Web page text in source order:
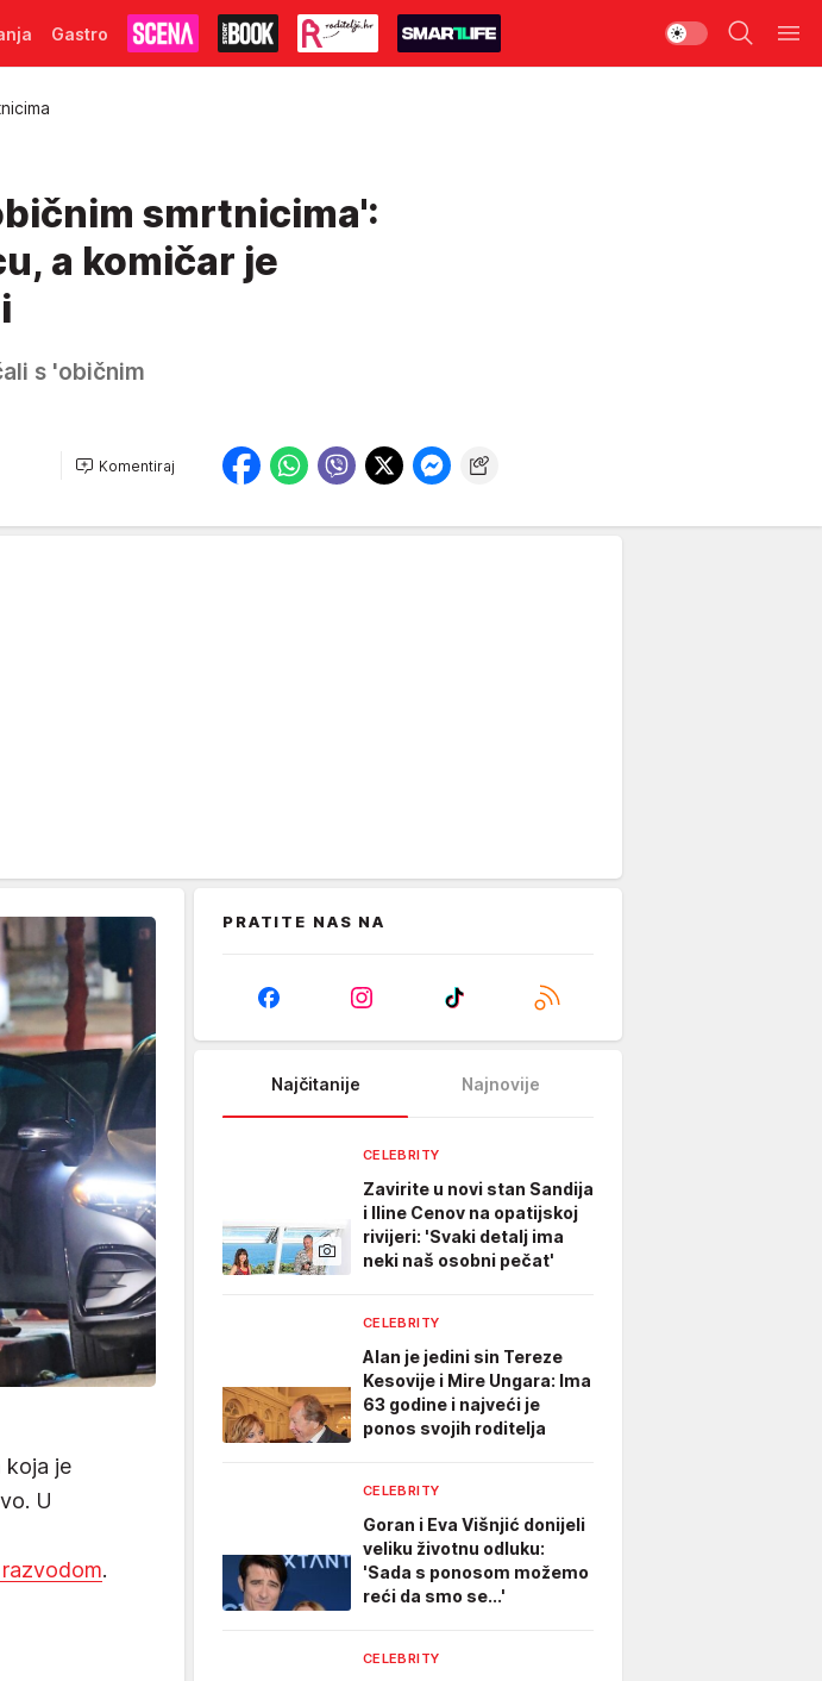
Gastro
smrtnicima':
a komičar je
s 'običnim
Komentiraj
koja je
U
.
PRATITE NAS NA
Najčitanije Najnovije
CELEBRITY
Zavirite u novi stan Sandija
i Iline Cenov na opatijskoj
rivijeri: 'Svaki detalj ima
neki naš osobni pečat'
CELEBRITY
Alan je jedini sin Tereze
Kesovije i Mire Ungara: Ima
63 godine i najveći je
ponos svojih roditelja
CELEBRITY
Goran i Eva Višnjić donijeli
veliku životnu odluku:
'Sada s ponosom možemo
reći da smo se...'
CELEBRITY